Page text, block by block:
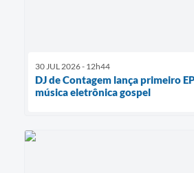
30 JUL 2026 - 12h44
DJ de Contagem lança primeiro
música eletrônica gospel